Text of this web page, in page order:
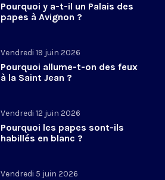
Pourquoi y a-t-il un Palais des
papes à Avignon ?
Vendredi 19 juin 2026
Pourquoi allume-t-on des feux
à la Saint Jean ?
Vendredi 12 juin 2026
Pourquoi les papes sont-ils
habillés en blanc ?
Vendredi 5 juin 2026